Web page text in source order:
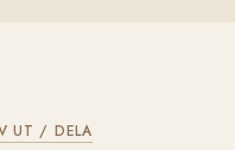
UT / DELA